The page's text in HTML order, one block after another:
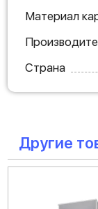
Материал
Страна
Другие